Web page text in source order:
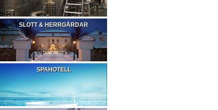
SLOTT & HERRGÅRDAR
SPAHOTELL